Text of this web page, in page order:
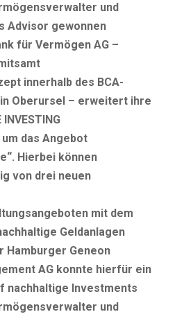
und
Advisor gewonnen
für Vermögen AG –
innerhalb des BCA-
Oberursel – erweitert ihre
das Angebot
Hierbei können
von drei neuen
mit dem
Geldanlagen
Hamburger Geneon
AG konnte hierfür ein
nachhaltige Investments
und